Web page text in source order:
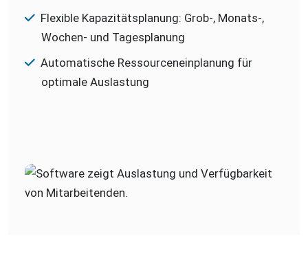
Flexible Kapazitätsplanung: Grob-, Monats-,
Wochen- und Tagesplanung
Automatische Ressourceneinplanung für
optimale Auslastung